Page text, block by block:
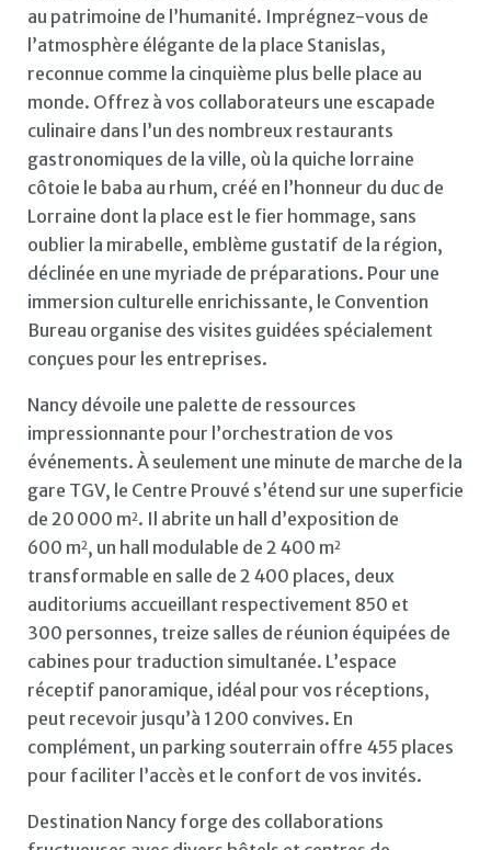
au patrimoine de l’humanité. Imprégnez-vous de
l’atmosphère élégante de la place Stanislas,
reconnue comme la cinquième plus belle place au
monde. Offrez à vos collaborateurs une escapade
culinaire dans l’un des nombreux restaurants
gastronomiques de la ville, où la quiche lorraine
côtoie le baba au rhum, créé en l’honneur du duc de
Lorraine dont la place est le fier hommage, sans
oublier la mirabelle, emblème gustatif de la région,
déclinée en une myriade de préparations. Pour une
immersion culturelle enrichissante, le Convention
Bureau organise des visites guidées spécialement
conçues pour les entreprises.
Nancy dévoile une palette de ressources
impressionnante pour l’orchestration de vos
événements. À seulement une minute de marche de la
gare TGV, le Centre Prouvé s’étend sur une superficie
de 20 000 m2. Il abrite un hall d’exposition de
600 m2, un hall modulable de 2 400 m2
transformable en salle de 2 400 places, deux
auditoriums accueillant respectivement 850 et
300 personnes, treize salles de réunion équipées de
cabines pour traduction simultanée. L’espace
réceptif panoramique, idéal pour vos réceptions,
peut recevoir jusqu’à 1 200 convives. En
complément, un parking souterrain offre 455 places
pour faciliter l’accès et le confort de vos invités.
Destination Nancy forge des collaborations